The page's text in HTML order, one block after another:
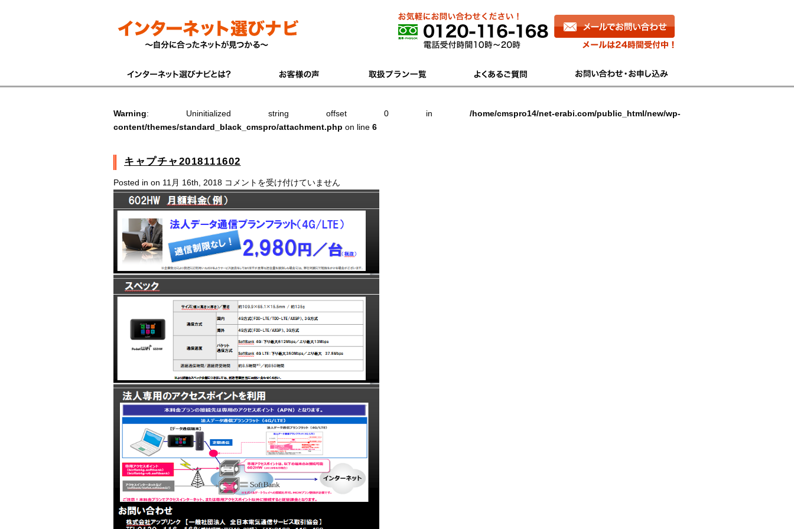
Warning: Uninitialized string offset 0 in /home/cmspro14/net-erabi.com/public_html/new/wp-
content/themes/standard_black_cmspro/attachment.php on line 6
キャプチャ2018111602
Posted in on 11月 16th, 2018 キ
ャ
プ
チ
ャ
2018111602
コメントを受け付けていません